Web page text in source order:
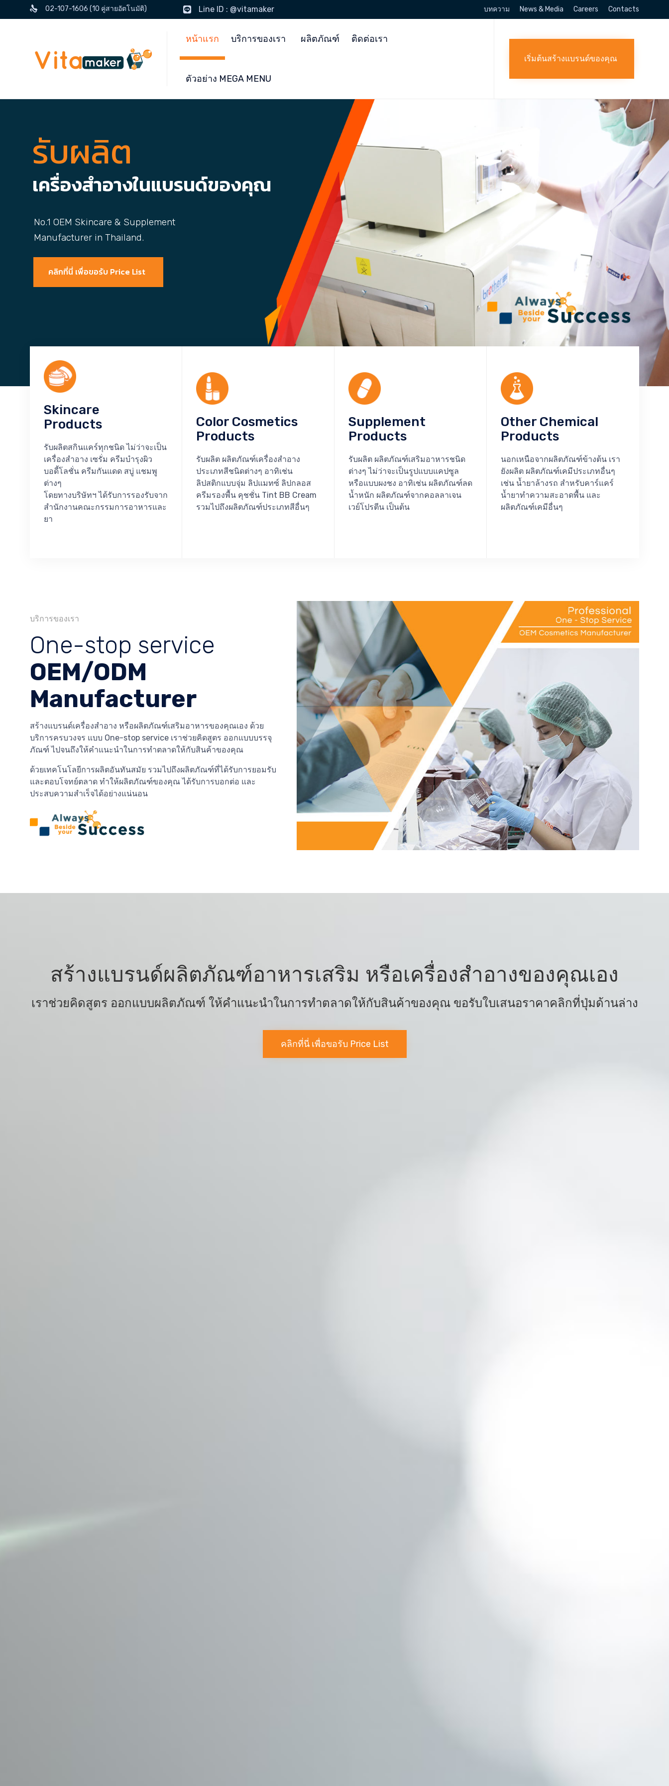
02-107-1606 (10 คู่สายอัตโนมัติ) Line ID : @vitamaker บทความ News & Media Careers Contacts
หน้าแรก บริการของเรา ผลิตภัณฑ์ ติดต่อเรา
ตัวอย่าง MEGA MENU
เริ่มต้นสร้างแบรนด์ของคุณ
รับผลิต
เครื่องสำอางในแบรนด์ของคุณ
No.1 OEM Skincare & Supplement
Manufacturer in Thailand.
คลิกที่นี่ เพื่อขอรับ Price List
Skincare
Products
รับผลิตสกินแคร์ทุกชนิด ไม่ว่าจะเป็น
เครื่องสำอาง เซรั่ม ครีมบำรุงผิว
บอดี้โลชั่น ครีมกันแดด สบู่ แชมพู
ต่างๆ
โดยทางบริษัทฯ ได้รับการรองรับจาก
สำนักงานคณะกรรมการอาหารและ
ยา
Color Cosmetics
Products
รับผลิต ผลิตภัณฑ์เครื่องสำอาง
ประเภทสีชนิดต่างๆ อาทิเช่น
ลิปสติกแบบจุ่ม ลิปแมทซ์ ลิปกลอส
ครีมรองพื้น คุชชั่น Tint BB Cream
รวมไปถึงผลิตภัณฑ์ประเภทสีอื่นๆ
Supplement
Products
รับผลิต ผลิตภัณฑ์เสริมอาหารชนิด
ต่างๆ ไม่ว่าจะเป็นรูปแบบแคปซูล
หรือแบบผงชง อาทิเช่น ผลิตภัณฑ์ลด
น้ำหนัก ผลิตภัณฑ์จากคอลลาเจน
เวย์โปรตีน เป็นต้น
Other Chemical
Products
นอกเหนือจากผลิตภัณฑ์ข้างต้น เรา
ยังผลิต ผลิตภัณฑ์เคมีประเภทอื่นๆ
เช่น น้ำยาล้างรถ สำหรับคาร์แคร์
น้ำยาทำความสะอาดพื้น และ
ผลิตภัณฑ์เคมีอื่นๆ
บริการของเรา
One-stop service
OEM/ODM
Manufacturer
สร้างแบรนด์เครื่องสำอาง หรือผลิตภัณฑ์เสริมอาหารของคุณเอง ด้วย
บริการครบวงจร แบบ One-stop service เราช่วยคิดสูตร ออกแบบบรรจุ
ภัณฑ์ ไปจนถึงให้คำแนะนำในการทำตลาดให้กับสินค้าของคุณ
ด้วยเทคโนโลยีการผลิตอันทันสมัย รวมไปถึงผลิตภัณฑ์ที่ได้รับการยอมรับ
และตอบโจทย์ตลาด ทำให้ผลิตภัณฑ์ของคุณ ได้รับการบอกต่อ และ
ประสบความสำเร็จได้อย่างแน่นอน
สร้างแบรนด์ผลิตภัณฑ์อาหารเสริม หรือเครื่องสำอางของคุณเอง
เราช่วยคิดสูตร ออกแบบผลิตภัณฑ์ ให้คำแนะนำในการทำตลาดให้กับสินค้าของคุณ ขอรับใบเสนอราคาคลิกที่ปุ่มด้านล่าง
คลิกที่นี่ เพื่อขอรับ Price List